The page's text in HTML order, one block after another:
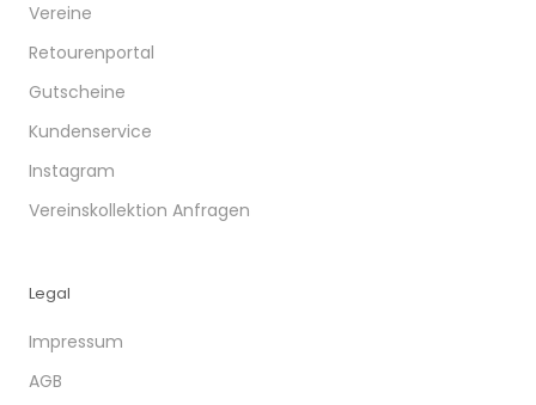
Vereine
Retourenportal
Gutscheine
Kundenservice
Instagram
Vereinskollektion Anfragen
Legal
Impressum
AGB